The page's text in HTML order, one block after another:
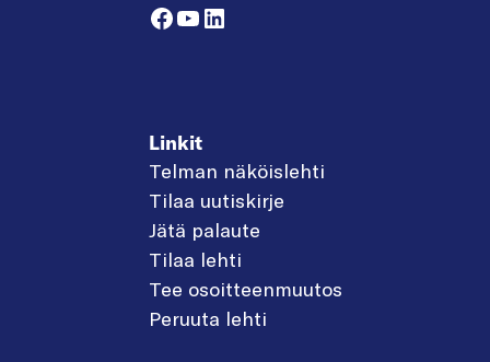
Facebook
YouTube
LinkedIn
Linkit
Telman näköislehti
Tilaa uutiskirje
Jätä palaute
Tilaa lehti
Tee osoitteenmuutos
Peruuta lehti